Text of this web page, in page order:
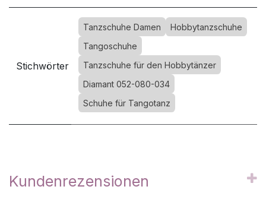
Stichwörter
Tanzschuhe Damen
Hobbytanzschuhe
Tangoschuhe
Tanzschuhe für den Hobbytänzer
Diamant 052-080-034
Schuhe für Tangotanz
Kundenrezensionen